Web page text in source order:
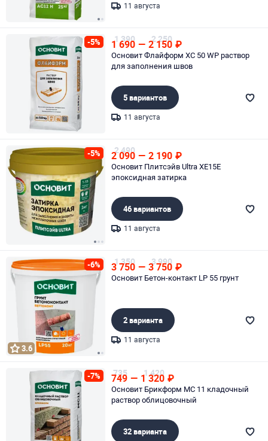
11 августа
-5% 1 390
1 690 — 2 250
2 150 ₽
Основит Флайформ ХС 50 WP раствор
для заполнения швов
5 вариантов
11 августа
-5% 2 490
2 090 — 2 190 ₽
Основит Плитсэйв Ultra XE15Е
эпоксидная затирка
46 вариантов
11 августа
-6%
3.6
1 350
3 750 — 3 990
3 750 ₽
Основит Бетон-контакт LP 55 грунт
2 варианта
11 августа
-7% 735
749 — 1 420
1 320 ₽
Основит Брикформ MC 11 кладочный
раствор облицовочный
32 варианта